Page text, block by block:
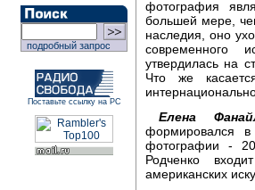
подробный запрос
Поставьте ссылку на РС
фотография
большей мере,
наследия, оно
современного
утвердилась на
Что же
Елена
формировался
фотографии - 20-
Родченко
американских